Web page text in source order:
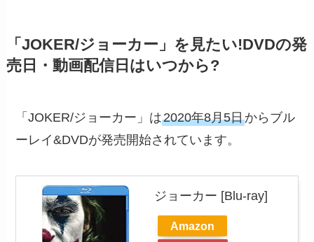
「JOKER/ジョーカー」を見たい!DVDの発
売日・動画配信日はいつから?
「JOKER/ジョーカー」は2020年8月5日からブル
ーレイ&DVDが発売開始されています。
ジョーカー [Blu-ray]
Amazon